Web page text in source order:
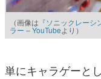
（画像は 『ソニックレー
ラー – YouTubeより）
単にキャラゲーと